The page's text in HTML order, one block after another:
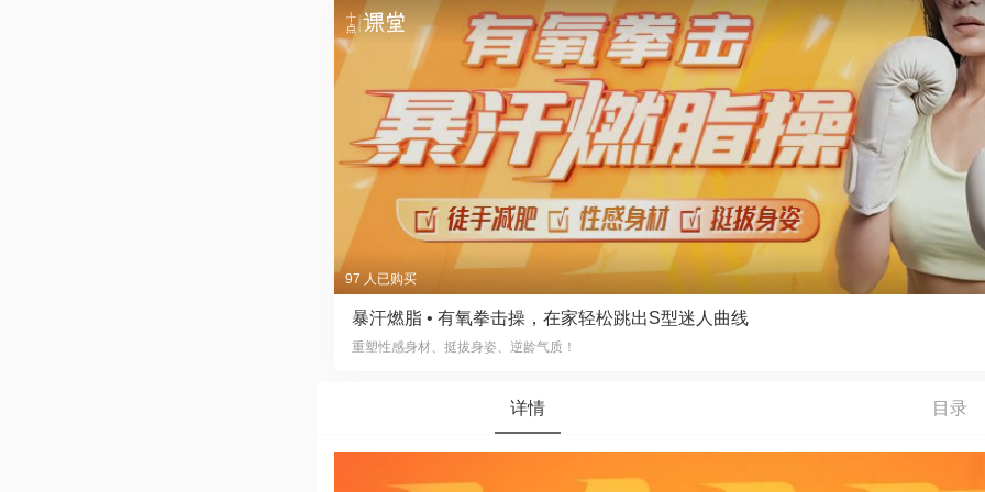
97 人已购买
暴汗燃脂 • 有氧拳击操，在家轻松跳出S型迷人曲线
重塑性感身材、挺拔身姿、逆龄气质！
详情 目录